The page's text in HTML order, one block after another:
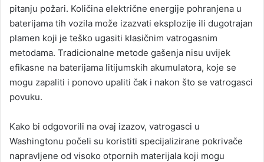
pitanju požari. Količina električne energije pohranjena u
baterijama tih vozila može izazvati eksplozije ili dugotrajan
plamen koji je teško ugasiti klasičnim vatrogasnim
metodama. Tradicionalne metode gašenja nisu uvijek
efikasne na baterijama litijumskih akumulatora, koje se
mogu zapaliti i ponovo upaliti čak i nakon što se vatrogasci
povuku.
Kako bi odgovorili na ovaj izazov, vatrogasci u
Washingtonu počeli su koristiti specijalizirane pokrivače
napravljene od visoko otpornih materijala koji mogu